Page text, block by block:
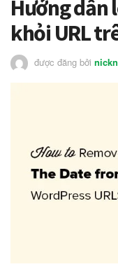
Hướng dẫn
khỏi URL
được đăng bởi